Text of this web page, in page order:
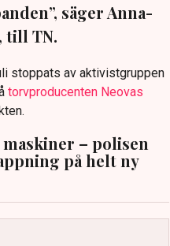
säger Anna-
till TN.
stoppats av aktivistgruppen
torvproducenten Neovas
– polisen
på helt ny